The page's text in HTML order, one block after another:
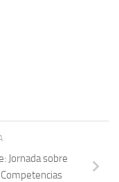
Jornada sobre